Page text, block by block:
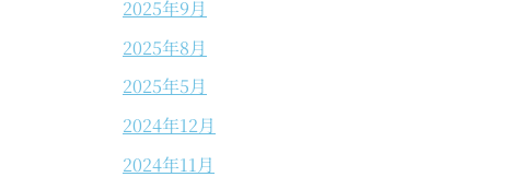
2025年9月
2025年8月
2025年5月
2024年12月
2024年11月